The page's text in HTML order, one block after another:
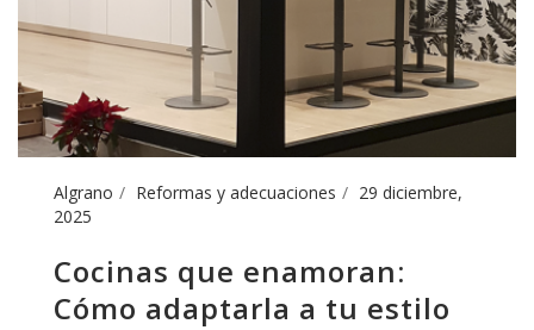
Algrano Reformas y adecuaciones
29 diciembre,
2025
Cocinas que enamoran:
Cómo adaptarla a tu estilo